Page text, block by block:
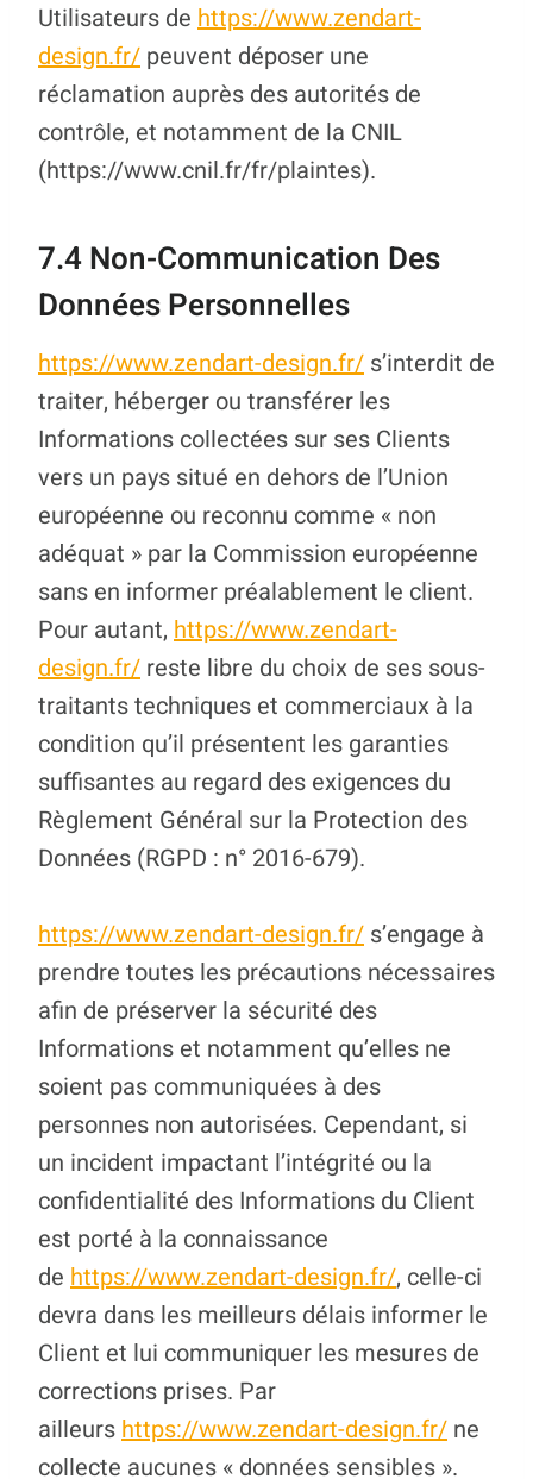
Utilisateurs de https://www.zendart-
design.fr/ peuvent déposer une
réclamation auprès des autorités de
contrôle, et notamment de la CNIL
(https://www.cnil.fr/fr/plaintes).
7.4 Non-Communication Des
Données Personnelles
https://www.zendart-design.fr/ s’interdit de
traiter, héberger ou transférer les
Informations collectées sur ses Clients
vers un pays situé en dehors de l’Union
européenne ou reconnu comme « non
adéquat » par la Commission européenne
sans en informer préalablement le client.
Pour autant, https://www.zendart-
design.fr/ reste libre du choix de ses sous-
traitants techniques et commerciaux à la
condition qu’il présentent les garanties
suffisantes au regard des exigences du
Règlement Général sur la Protection des
Données (RGPD : n° 2016-679).
https://www.zendart-design.fr/ s’engage à
prendre toutes les précautions nécessaires
afin de préserver la sécurité des
Informations et notamment qu’elles ne
soient pas communiquées à des
personnes non autorisées. Cependant, si
un incident impactant l’intégrité ou la
confidentialité des Informations du Client
est porté à la connaissance
de https://www.zendart-design.fr/, celle-ci
devra dans les meilleurs délais informer le
Client et lui communiquer les mesures de
corrections prises. Par
ailleurshttps://www.zendart-design.fr/ ne
collecte aucunes « données sensibles ».